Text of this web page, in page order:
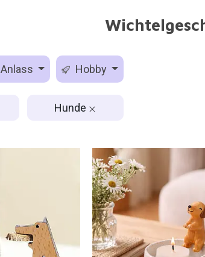
Anlass Hobby
Hunde